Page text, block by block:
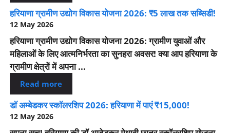
हरियाणा ग्रामीण उद्योग विकास योजना 2026: ₹5 लाख तक सब्सिडी!
12 May 2026
हरियाणा ग्रामीण उद्योग विकास योजना 2026: ग्रामीण युवाओं और
महिलाओं के लिए आत्मनिर्भरता का सुनहरा अवसर! क्या आप हरियाणा के
ग्रामीण क्षेत्रों में अपना ...
Read more
डॉ अम्बेडकर स्कॉलरशिप 2026: हरियाणा में पाएं ₹15,000!
12 May 2026